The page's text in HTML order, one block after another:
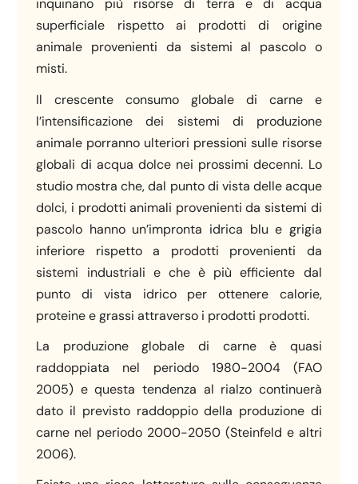
inquinano più risorse di terra e di acqua
superficiale rispetto ai prodotti di origine
animale provenienti da sistemi al pascolo o
misti.
Il crescente consumo globale di carne e
l’intensificazione dei sistemi di produzione
animale porranno ulteriori pressioni sulle risorse
globali di acqua dolce nei prossimi decenni. Lo
studio mostra che, dal punto di vista delle acque
dolci, i prodotti animali provenienti da sistemi di
pascolo hanno un’impronta idrica blu e grigia
inferiore rispetto a prodotti provenienti da
sistemi industriali e che è più efficiente dal
punto di vista idrico per ottenere calorie,
proteine ​​e grassi attraverso i prodotti prodotti.
La produzione globale di carne è quasi
raddoppiata nel periodo 1980-2004 (FAO
2005) e questa tendenza al rialzo continuerà
dato il previsto raddoppio della produzione di
carne nel periodo 2000-2050 (Steinfeld e altri
2006).